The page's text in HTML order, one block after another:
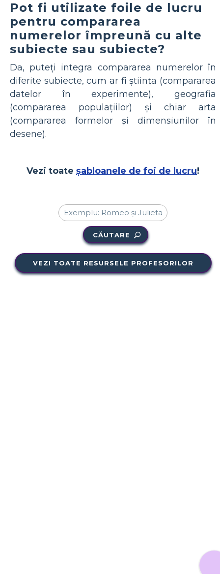
Pot fi utilizate foile de lucru
pentru compararea
numerelor împreună cu alte
subiecte sau subiecte?
Da, puteți integra compararea numerelor în
diferite subiecte, cum ar fi știința (compararea
datelor în experimente), geografia
(compararea populațiilor) și chiar arta
(compararea formelor și dimensiunilor în
desene).
Vezi toate șabloanele de foi de lucru!
CĂUTARE
VEZI TOATE RESURSELE PROFESORILOR